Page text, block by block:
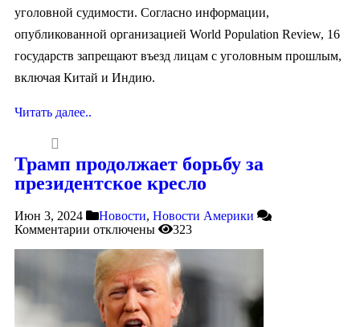
уголовной судимости. Согласно информации,
опубликованной организацией World Population Review, 16
государств запрещают въезд лицам с уголовным прошлым,
включая Китай и Индию.
Читать далее..
Трамп продолжает борьбу за
президентское кресло
Июн 3, 2024 Новости, Новости Америки
Комментарии отключены 323